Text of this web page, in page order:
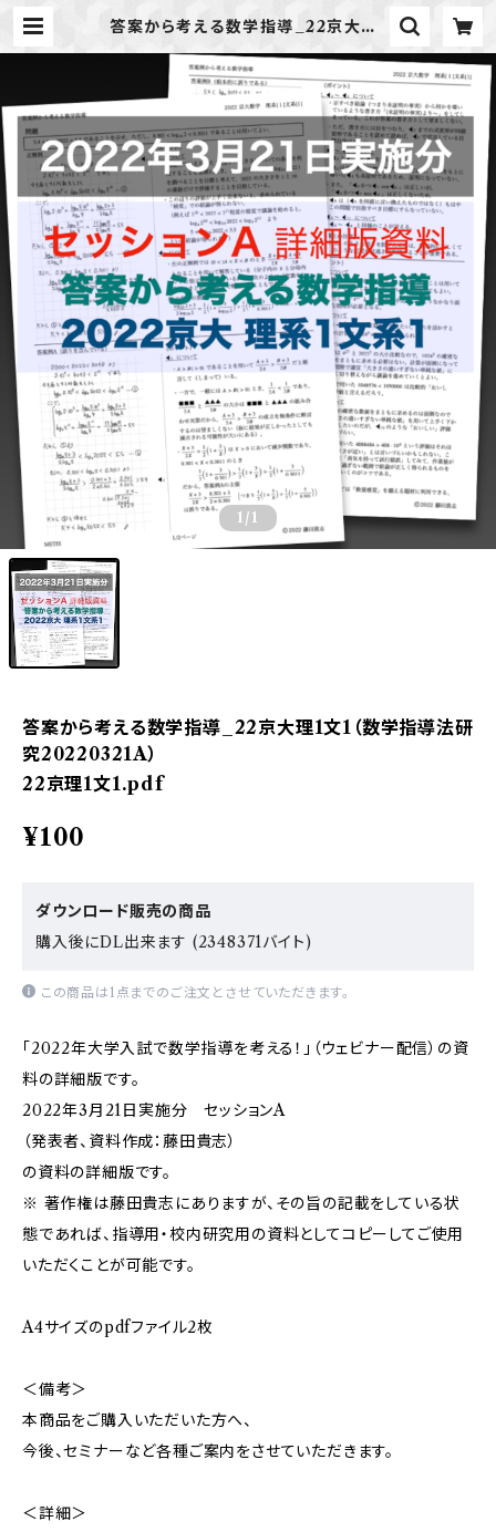
答案から考える数学指導_22京大理1
METIS BOOK
1 /1
答案から考える数学指導_22京大理1文1（数学指導法研
究20220321A）
22京理1文1.pdf
¥100
ダウンロード販売の商品
購入後にDL出来ます (2348371バイト)
この商品は1点までのご注文とさせていただきます。
「2022年大学入試で数学指導を考える！」（ウェビナー配信）の資
料の詳細版です。
2022年3月21日実施分 セッションA
（発表者、資料作成：藤田貴志）
の資料の詳細版です。
※ 著作権は藤田貴志にありますが、その旨の記載をしている状
態であれば、指導用・校内研究用の資料としてコピーしてご使用
いただくことが可能です。
A4サイズのpdfファイル2枚
＜備考＞
本商品をご購入いただいた方へ、
今後、セミナーなど各種ご案内をさせていただきます。
＜詳細＞